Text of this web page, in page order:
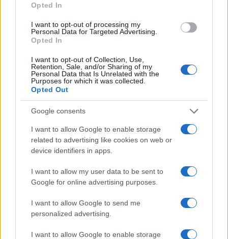
Opted In
I want to opt-out of processing my
Personal Data for Targeted Advertising.
Opted In
I want to opt-out of Collection, Use,
Retention, Sale, and/or Sharing of my
Personal Data that Is Unrelated with the
Purposes for which it was collected.
Opted Out
Google consents
I want to allow Google to enable storage
related to advertising like cookies on web or
device identifiers in apps.
I want to allow my user data to be sent to
Google for online advertising purposes.
I want to allow Google to send me
personalized advertising.
I want to allow Google to enable storage
Kategorije: Kultura
Ključne besede:
planinarjenje
planinsko društvo mežica
Več iz kraja Mežica
Freestyle navdušuje s poletno
prilagojenimi cenami koles
Kovinska ograja po meri: kako